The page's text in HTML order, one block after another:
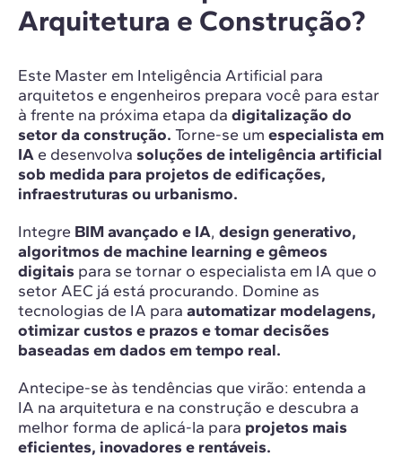
Arquitetura e Construção?
Este Master em Inteligência Artificial para
arquitetos e engenheiros prepara você para estar
à frente na próxima etapa da digitalização do
setor da construção. Torne-se um especialista em
IA e desenvolva soluções de inteligência artificial
sob medida para projetos de edificações,
infraestruturas ou urbanismo.
Integre BIM avançado e IA, design generativo,
algoritmos de machine learning e gêmeos
digitais para se tornar o especialista em IA que o
setor AEC já está procurando. Domine as
tecnologias de IA para automatizar modelagens,
otimizar custos e prazos e tomar decisões
baseadas em dados em tempo real.
Antecipe-se às tendências que virão: entenda a
IA na arquitetura e na construção e descubra a
melhor forma de aplicá-la para projetos mais
eficientes, inovadores e rentáveis.